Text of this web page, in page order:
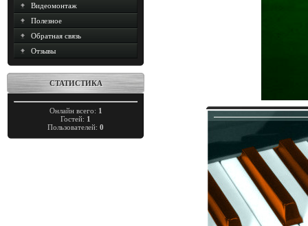
Видеомонтаж
Полезное
Обратная связь
Отзывы
СТАТИСТИКА
Онлайн всего: 1
Гостей: 1
Пользователей: 0